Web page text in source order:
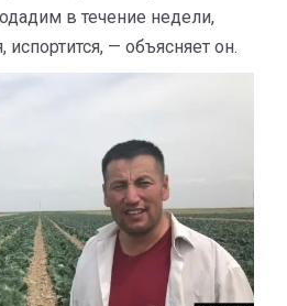
в течение недели,
испортится, — объясняет он.